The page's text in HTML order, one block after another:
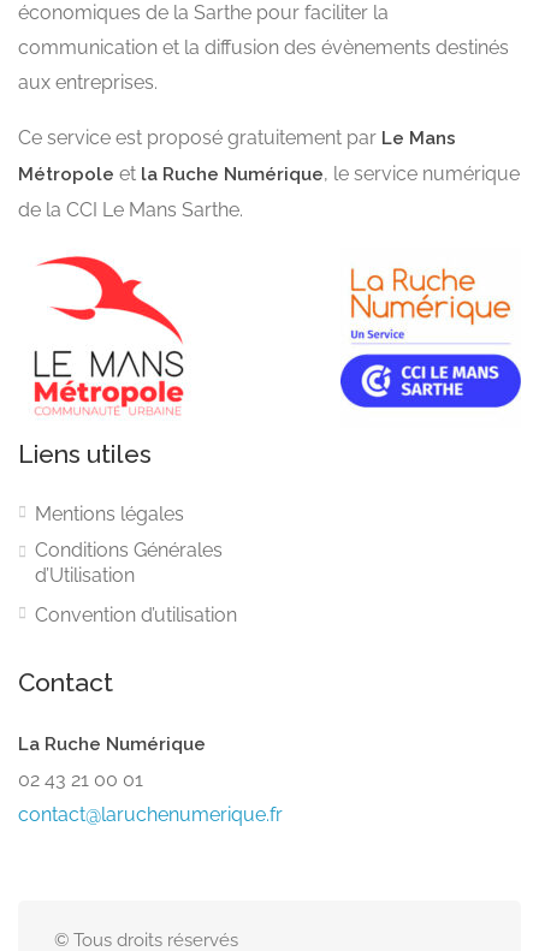
économiques de la Sarthe pour faciliter la
communication et la diffusion des évènements destinés
aux entreprises.
Ce service est proposé gratuitement par Le Mans
Métropole et la Ruche Numérique, le service numérique
de la CCI Le Mans Sarthe.
Liens utiles
Mentions légales
Conditions Générales
d’Utilisation
Convention d’utilisation
Contact
La Ruche Numérique
02 43 21 00 01
contact@laruchenumerique.fr
© Tous droits réservés